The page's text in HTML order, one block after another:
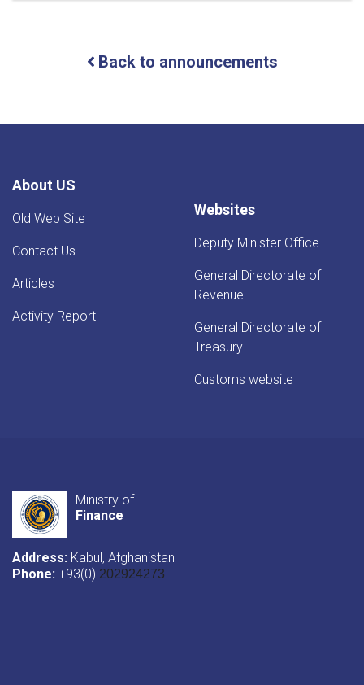
Back to announcements
About US
Old Web Site
Contact Us
Articles
Activity Report
Websites
Deputy Minister Office
General Directorate of
Revenue
General Directorate of
Treasury
Customs website
Ministry of
Finance
Address: Kabul, Afghanistan
Phone: +93(0) 202924273